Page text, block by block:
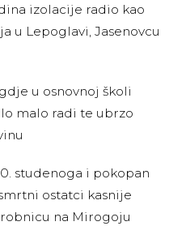
izolacije radio kao
u Lepoglavi, Jasenovcu
u osnovnoj školi
malo radi te ubrzo
studenoga i pokopan
ostatci kasnije
na Mirogoju